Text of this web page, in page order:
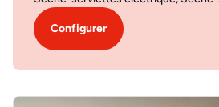
Configurer